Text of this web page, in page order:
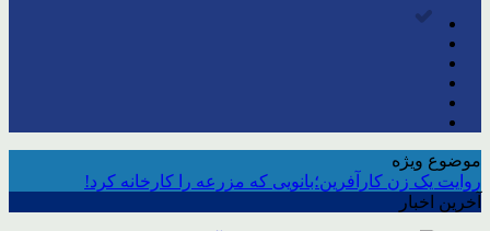
موضوع ویژه
روایت یک زن کارآفرین؛بانویی که مزرعه را کارخانه کرد!
آخرین اخبار